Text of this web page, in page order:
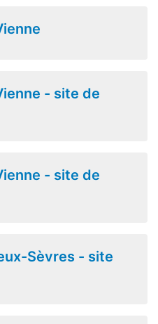
- site de
- site de
Sèvres - site